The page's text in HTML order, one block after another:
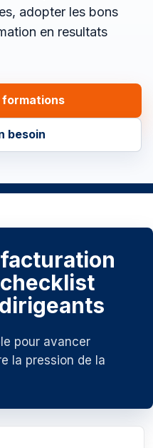
adopter les bons
en resultats
besoin
pour avancer
la pression de la